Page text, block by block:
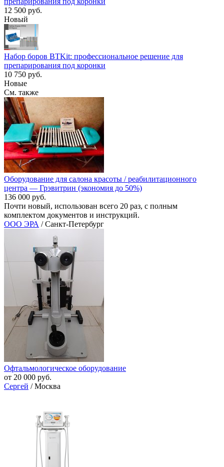
12 500 руб.
Новый
Набор боров BTKit: профессиональное решение для
препарирования под коронки
10 750 руб.
Новые
См. также
Оборудование для салона красоты / реабилитационного
центра — Грэвитрин (экономия до 50%)
136 000 руб.
Почти новый, использован всего 20 раз, с полным
комплектом документов и инструкций.
ООО ЭРА / Санкт-Петербург
Офтальмологическое оборудование
от 20 000 руб.
Сергей / Москва